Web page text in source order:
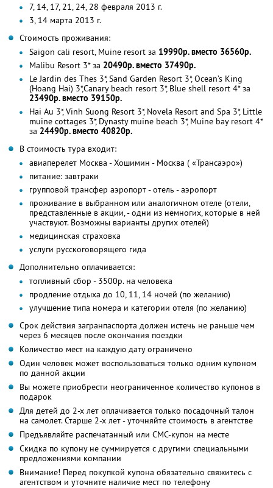
7, 14, 17, 21, 24, 28 февраля 2013 г.
3, 14 марта 2013 г.
Стоимость проживания:
Saigon cali resort, Muine resort за 19990р. вместо 36560р.
Malibu Resort 3* за 20490р. вместо 37490р.
Le Jardin des Thes 3*, Sand Garden Resort 3*, Ocean’s King
(Hoang Hai) 3*,Сanary beach resort 3*, Blue shell resort 4* за
23490р. вместо 39150р.
Hai Au 3*, Vinh Suong Resort 3*, Novela Resort and Spa 3*, Little
muine cottages 3*, Dynasty muine beach 3*, Muine bay resort 4*
за 24490р. вместо 40820р.
В стоимость тура входит:
авиаперелет Москва - Хошимин - Москва ( «Трансаэро»)
питание: завтраки
групповой трансфер аэропорт - отель - аэропорт
проживание в выбранном или аналогичном отеле (отели,
представленные в акции, - одни из немногих, которые в ней
участвуют. Возможны варианты других отелей)
медицинская страховка
услуги русскоговорящего гида
Дополнительно оплачивается:
топливный сбор - 3500р. на человека
продление отдыха до 10, 11, 14 ночей (по желанию)
улучшение типа номера и категории отеля (по желанию)
Срок действия загранпаспорта должен истечь не раньше чем
через 6 месяцев после окончания поездки
Количество мест на каждую дату ограничено
Один человек может воспользоваться только одним купоном
по данной акции
Вы можете приобрести неограниченное количество купонов в
подарок
Для детей до 2-х лет оплачивается только посадочный талон
на самолет. Старше 2-х лет - уточняйте стоимость в агентстве
Предъявляйте распечатанный или СМС-купон на месте
Скидка по купону не суммируется с другими специальными
предложениями компании
Внимание! Перед покупкой купона обязательно свяжитесь с
агентством и уточните наличие мест по телефону